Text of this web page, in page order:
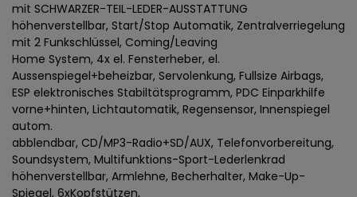
mit SCHWARZER-TEIL-LEDER-AUSSTATTUNG
höhenverstellbar, Start/Stop Automatik, Zentralverriegelung
mit 2 Funkschlüssel, Coming/Leaving
Home System, 4x el. Fensterheber, el.
Aussenspiegel+beheizbar, Servolenkung, Fullsize Airbags,
ESP elektronisches Stabiltätsprogramm, PDC Einparkhilfe
vorne+hinten, Lichtautomatik, Regensensor, Innenspiegel
autom.
abblendbar, CD/MP3-Radio+SD/AUX, Telefonvorbereitung,
Soundsystem, Multifunktions-Sport-Lederlenkrad
höhenverstellbar, Armlehne, Becherhalter, Make-Up-
Spiegel, 6xKopfstützen,